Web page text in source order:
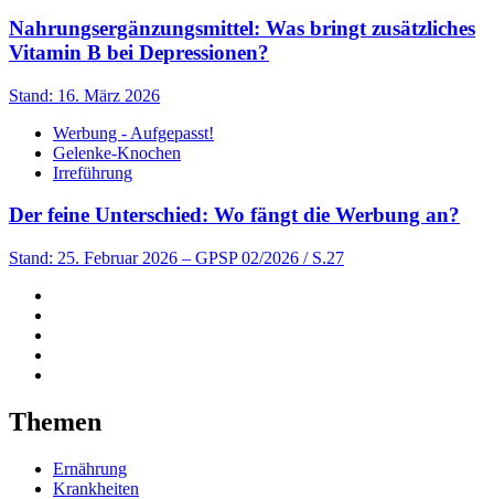
Nahrungsergänzungsmittel: Was bringt zusätzliches
Vitamin B bei Depressionen?
Stand: 16. März 2026
Werbung - Aufgepasst!
Gelenke-Knochen
Irreführung
Der feine Unterschied: Wo fängt die Werbung an?
Stand: 25. Februar 2026 – GPSP 02/2026 / S.27
Themen
Ernährung
Krankheiten